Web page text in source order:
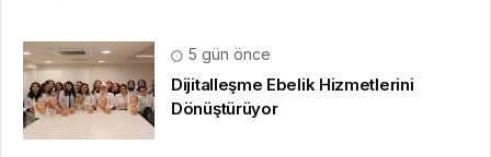
5 gün önce
Dijitalleşme Ebelik Hizmetlerini
Dönüştürüyor